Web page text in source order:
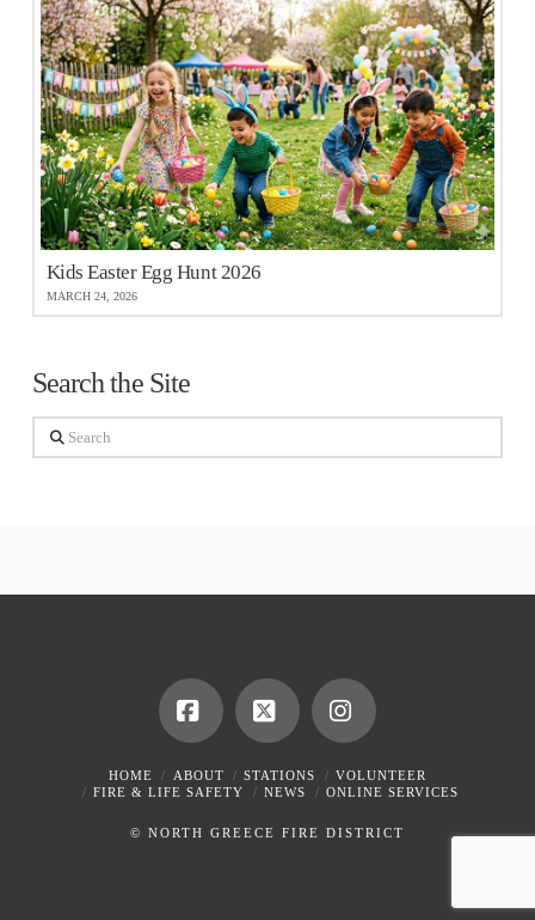
Kids Easter Egg Hunt 2026
MARCH 24, 2026
Search the Site
Search
Facebook
X Instagram
HOME ABOUT STATIONS
VOLUNTEER
FIRE & LIFE SAFETY
NEWS ONLINE SERVICES
© NORTH GREECE FIRE DISTRICT